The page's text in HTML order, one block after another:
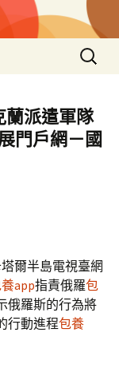
搜
尋
鍵
字:
蘭派遣軍隊
門戶網－國
爾半島電視臺網
app指責俄羅包
俄羅斯的行為將
行動進程包養